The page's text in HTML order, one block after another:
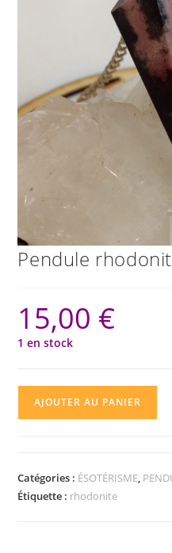
Pendule
15,00 €
1 en stock
AJOUTER AU PANIER
Catégories : ÉSOTÉRISME,
Étiquette : rhodonite